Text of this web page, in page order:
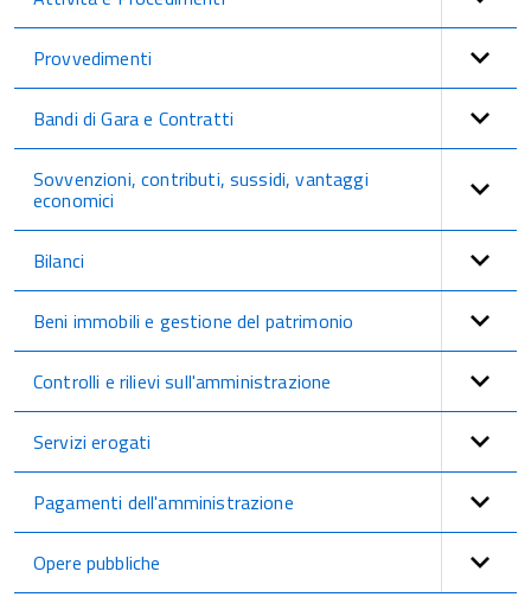
Provvedimenti
Bandi di Gara e Contratti
Sovvenzioni, contributi, sussidi, vantaggi
economici
Bilanci
Beni immobili e gestione del patrimonio
Controlli e rilievi sull'amministrazione
Servizi erogati
Pagamenti dell'amministrazione
Opere pubbliche